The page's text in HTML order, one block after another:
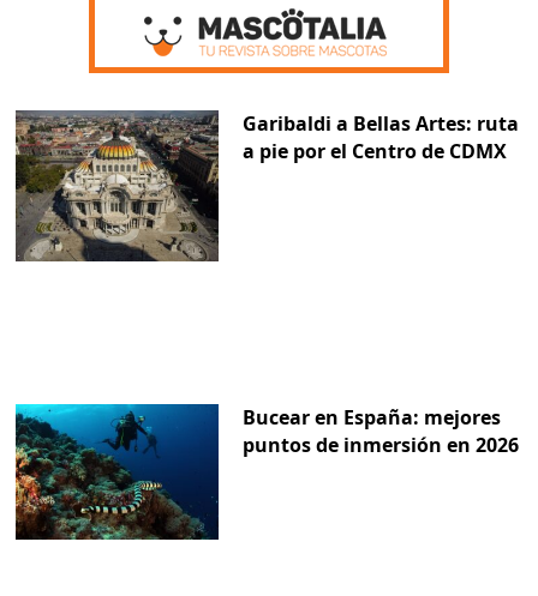
Garibaldi a Bellas Artes: ruta
a pie por el Centro de CDMX
Bucear en España: mejores
puntos de inmersión en 2026